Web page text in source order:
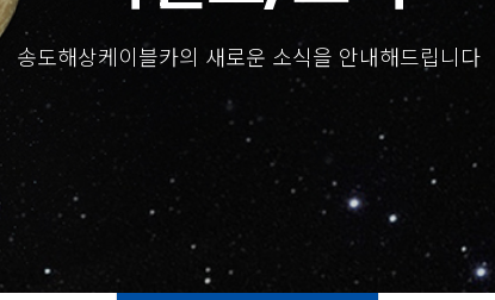
송도해상케이블카의 새로운 소식을 안내해드립니다